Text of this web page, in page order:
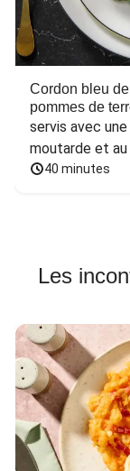
Cordon bleu
pommes de
servis avec
moutarde et
40 minutes
Les